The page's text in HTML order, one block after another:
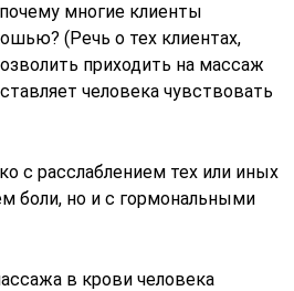
многие клиенты
(Речь о тех клиентах,
приходить на массаж
человека чувствовать
с расслаблением тех или иных
боли, но и с гормональными
в крови человека